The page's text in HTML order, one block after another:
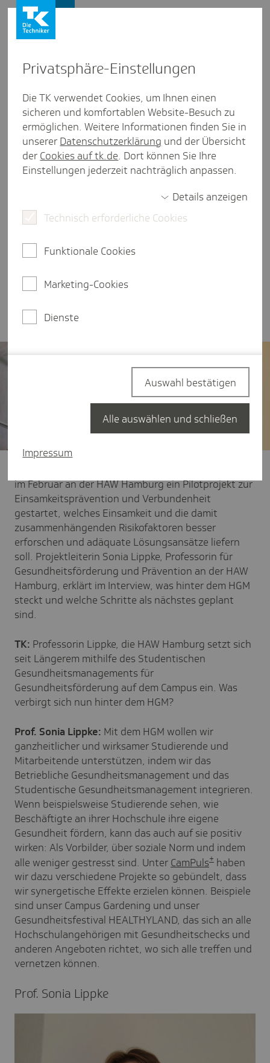
Zur Sache: Gesund­heit an der
Hoch­schule
Inter­view aus Hamburg
Der TK-Einsamkeitsreport zeigt: Insbesondere
Umso wichtiger ist es, dass die Hochschule für
Hamburg) dieses Thema in den Mittelpunkt ihres
stellt.
Presse und Politik Gesunder Arbeitsplatz
im Februar an der HAW Hamburg ein Pilotprojekt zur
Einsamkeitsprävention und Verbundenheit
gestartet, welches Einsamkeit und die damit
zusammenhängenden Risikofaktoren besser
erforschen und adäquate Lösungsansätze liefern
soll. Projektleiterin Sonia Lippke, Professorin für
Gesundheitsförderung und Prävention an der HAW
Hamburg, erklärt im Interview, was hinter dem HGM
steckt und welche Schritte als nächstes geplant
sind.
TK: Professorin Lippke, die HAW Hamburg setzt sich
seit Längerem mithilfe des Studentischen
Gesundheitsmanagements für
Gesundheitsförderung auf dem Campus ein. Was
verbirgt sich nun hinter dem HGM?
Prof. Sonia Lippke: Mit dem HGM wollen wir
ganzheitlicher und wirksamer Studierende und
Mitarbeitende unterstützen, indem wir das
Betriebliche Gesundheitsmanagement und das
Studentische Gesundheitsmanagement integrieren.
Wenn beispielsweise Studierende sehen, wie
Beschäftigte an ihrer Hochschule ihre eigene
Gesundheit fördern, kann das auch auf sie positiv
wirken: Als Vorbilder, über soziale Norm und indem
alle weniger gestresst sind. Unter CamPuls+ haben
wir dazu verschiedene Projekte so gebündelt, dass
wir synergetische Effekte erzielen können. Beispiele
sind unser Campus Gardening und unser
Gesundheitsfestival HEALTHYLAND, das sich an alle
Hochschulangehörigen mit Gesundheitschecks und
anderen Angeboten richtet, wo sich alle treffen und
vernetzen können.
Prof. Sonia Lippke
Privat­sphäre-Einstel­lungen
Die TK verwendet Cookies, um Ihnen einen
sicheren und komfortablen Website-Besuch zu
ermöglichen. Weitere Informationen finden Sie in
unserer Datenschutzerklärung und der Übersicht
der Cookies auf tk.de. Dort können Sie Ihre
Einstellungen jederzeit nachträglich anpassen.
Details anzeigen
Technisch erforderliche Cookies
Funktionale Cookies
Marketing-Cookies
Dienste
Impressum
Auswahl bestätigen
Alle auswählen und schließen